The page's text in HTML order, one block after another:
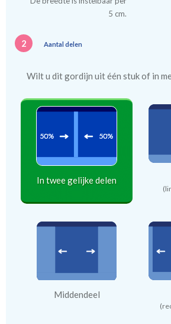
5 cm.
2 Aantal delen
Wilt u dit gordijn uit één stuk of in
In twee gelijke delen
Middendeel